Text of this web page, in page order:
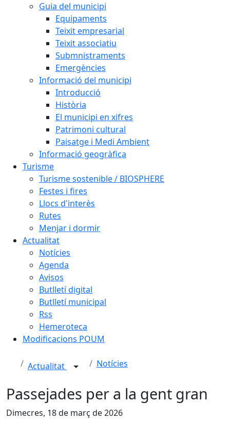
Guia del municipi
Equipaments
Teixit empresarial
Teixit associatiu
Submnistraments
Emergències
Informació del municipi
Introducció
Història
El municipi en xifres
Patrimoni cultural
Paisatge i Medi Ambient
Informació geogràfica
Turisme
Turisme sostenible / BIOSPHERE
Festes i fires
Llocs d'interès
Rutes
Menjar i dormir
Actualitat
Notícies
Agenda
Avisos
Butlletí digital
Butlletí municipal
Rss
Hemeroteca
Modificacions POUM
Actualitat Notícies
Passejades per a la gent gran
Dimecres, 18 de març de 2026